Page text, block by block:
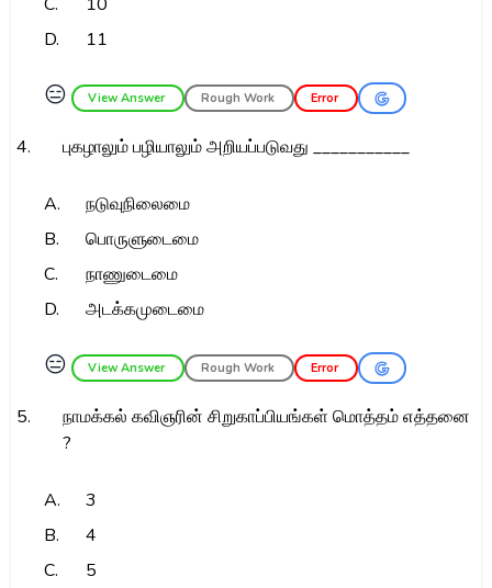
D.
11
😑 View Answer Rough Work Error
4. புகழாலும் பழியாலும் அறியப்படுவது ___________
A.
நடுவுநிலைமை
B.
பொருளுடைமை
C.
நாணுடைமை
D.
அடக்கமுடைமை
😑 View Answer Rough Work Error
5.
நாமக்கல் கவிஞரின் சிறுகாப்பியங்கள் மொத்தம் எத்தனை
?
A.
3
B.
4
C.
5